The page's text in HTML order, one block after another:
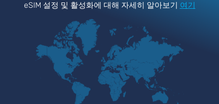
eSIM 설정 및 활성화에 대해 자세히 알아보기 여기